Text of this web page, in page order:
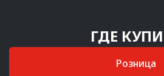
ГДЕ
Розница